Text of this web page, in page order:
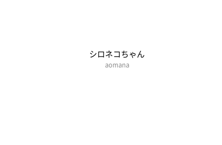
シロネコちゃん
aomana